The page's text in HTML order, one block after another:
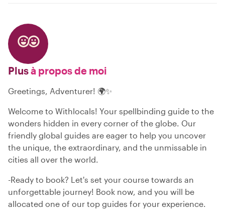
Plusà propos de moi
Greetings, Adventurer! 🌍✨
Welcome to Withlocals! Your spellbinding guide to the
wonders hidden in every corner of the globe. Our
friendly global guides are eager to help you uncover
the unique, the extraordinary, and the unmissable in
cities all over the world.
-Ready to book? Let's set your course towards an
unforgettable journey! Book now, and you will be
allocated one of our top guides for your experience.